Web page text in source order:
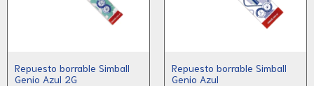
Repuesto borrable Simball
Genio Azul 2G
Repuesto borrable Simball
Genio Azul